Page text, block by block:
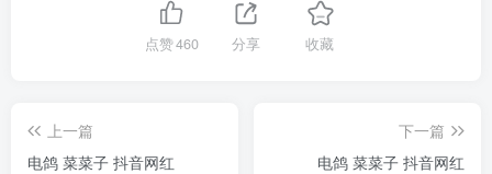
点赞460 分享 收藏
上一篇
电鸽 菜菜子 抖音网红
下一篇
电鸽 菜菜子 抖音网红